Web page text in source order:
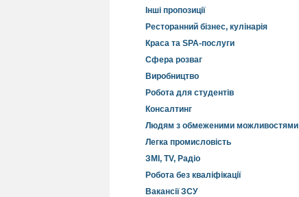
Інші пропозиції
Ресторанний бізнес, кулінарія
Краса та SPA-послуги
Сфера розваг
Виробництво
Робота для студентів
Консалтинг
Людям з обмеженими можливостями
Легка промисловість
ЗМІ, TV, Радіо
Робота без кваліфікації
Вакансії ЗСУ